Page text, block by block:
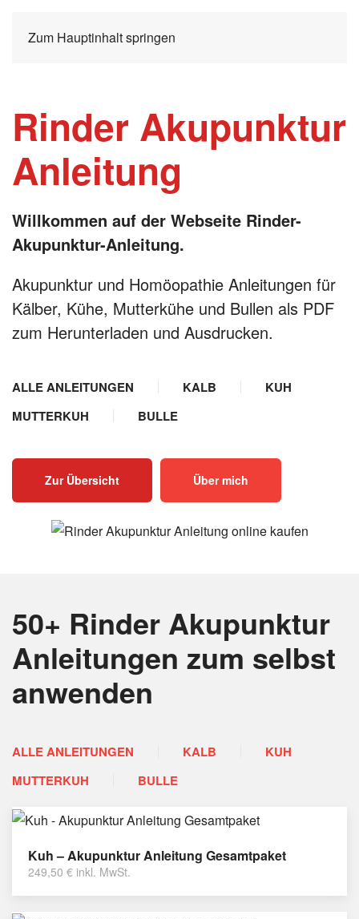
Zum Hauptinhalt springen
Rinder Akupunktur
Anleitung
Willkommen auf der Webseite Rinder-
Akupunktur-Anleitung.
Akupunktur und Homöopathie Anleitungen für
Kälber, Kühe, Mutterkühe und Bullen als PDF
zum Herunterladen und Ausdrucken.
ALLE ANLEITUNGEN KALB
KUH
MUTTERKUH
BULLE
Zur Übersicht Über mich
50+ Rinder Akupunktur
Anleitungen zum selbst
anwenden
ALLE ANLEITUNGEN KALB
KUH
MUTTERKUH
BULLE
Kuh – Akupunktur Anleitung Gesamtpaket
249,50 € inkl. MwSt.